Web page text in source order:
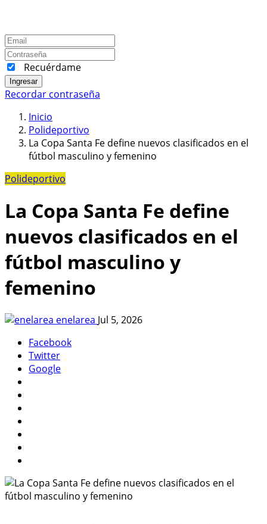
Recuérdame
Ingresar
Recordar contraseña
Inicio
Polideportivo
La Copa Santa Fe define nuevos clasificados en el
fútbol masculino y femenino
Polideportivo
La Copa Santa Fe define
nuevos clasificados en el
fútbol masculino y
femenino
enelarea Jul 5, 2026
Facebook
Twitter
Google